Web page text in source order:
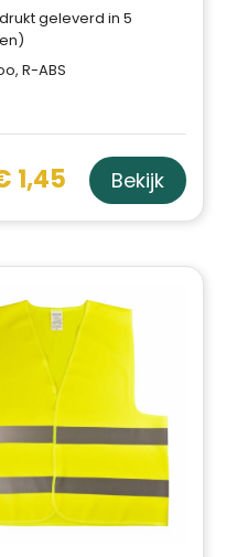
geleverd in 5
R-ABS
1,45 Bekijk